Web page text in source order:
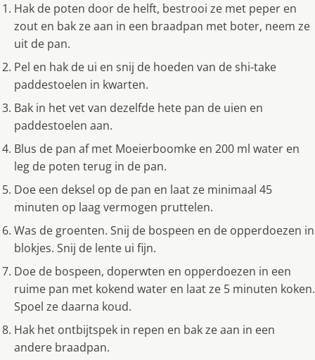
Hak de poten door de helft, bestrooi ze met peper en
zout en bak ze aan in een braadpan met boter, neem ze
uit de pan.
Pel en hak de ui en snij de hoeden van de shi-take
paddestoelen in kwarten.
Bak in het vet van dezelfde hete pan de uien en
paddestoelen aan.
Blus de pan af met Moeierboomke en 200 ml water en
leg de poten terug in de pan.
Doe een deksel op de pan en laat ze minimaal 45
minuten op laag vermogen pruttelen.
Was de groenten. Snij de bospeen en de opperdoezen in
blokjes. Snij de lente ui fijn.
Doe de bospeen, doperwten en opperdoezen in een
ruime pan met kokend water en laat ze 5 minuten koken.
Spoel ze daarna koud.
Hak het ontbijtspek in repen en bak ze aan in een
andere braadpan.